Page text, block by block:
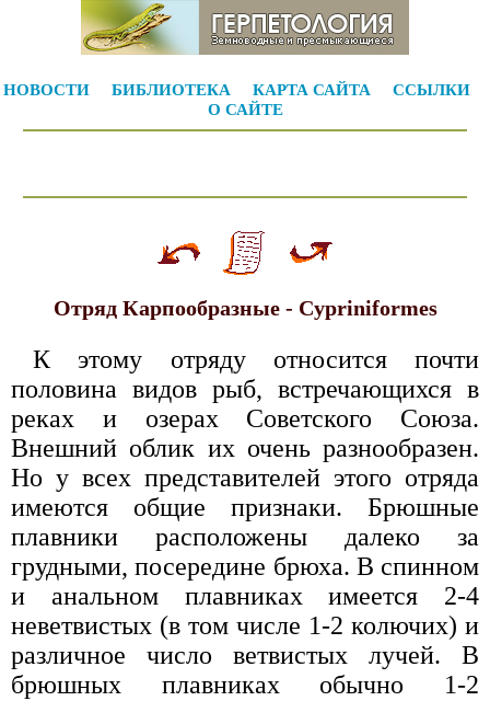
НОВОСТИ БИБЛИОТЕКА КАРТА САЙТА
ССЫЛКИ
О САЙТЕ
Отряд Карпообразные - Cypriniformes
К этому отряду относится почти
половина видов рыб, встречающихся в
реках и озерах Советского Союза.
Внешний облик их очень разнообразен.
Но у всех представителей этого отряда
имеются общие признаки. Брюшные
плавники расположены далеко за
грудными, посередине брюха. В спинном
и анальном плавниках имеется 2-4
неветвистых (в том числе 1-2 колючих) и
различное число ветвистых лучей. В
брюшных плавниках обычно 1-2